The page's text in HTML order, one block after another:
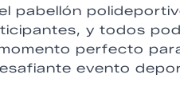
pabellón
y todos
perfecto
evento